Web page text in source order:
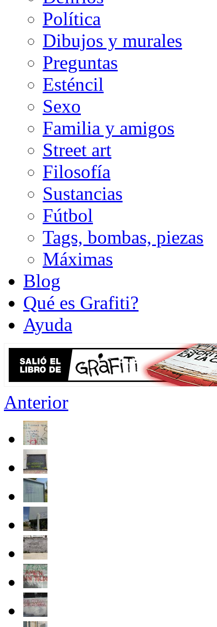
Política
Dibujos y murales
Preguntas
Esténcil
Sexo
Familia y amigos
Street art
Filosofía
Sustancias
Fútbol
Tags, bombas, piezas
Máximas
Blog
Qué es Grafiti?
Ayuda
Anterior